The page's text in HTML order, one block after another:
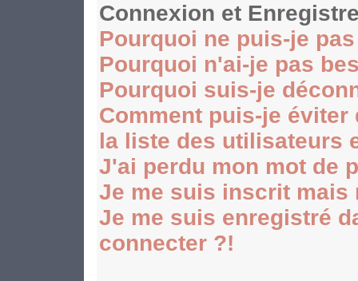
Connexion et
Pourquoi ne puis-je
Pourquoi n'ai-je pas
Pourquoi suis-je
Comment puis-je
la liste des utilisateurs
J'ai perdu mon mot de
Je me suis inscrit mais
Je me suis enregistré
connecter ?!